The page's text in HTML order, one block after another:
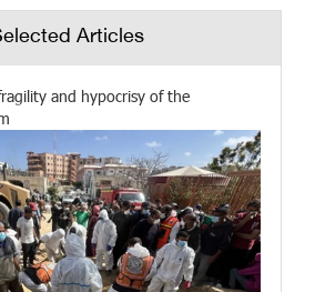
Articles
and hypocrisy of the